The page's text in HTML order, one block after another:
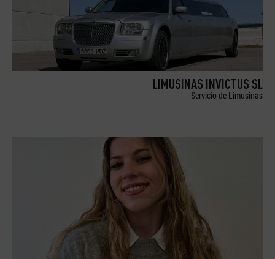
LIMUSINAS INVICTUS SL
Servicio de Limusinas